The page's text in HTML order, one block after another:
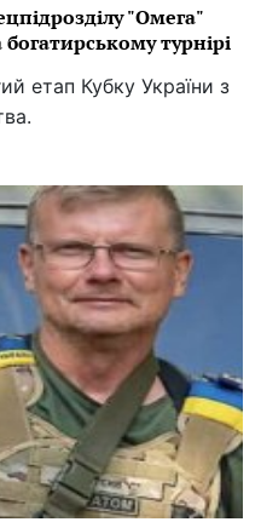
"Омега"
турнірі
етап Кубку України з